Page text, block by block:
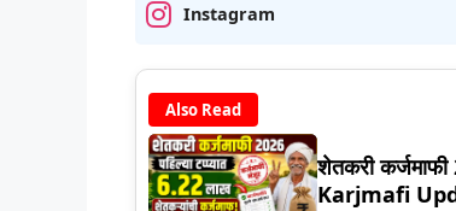
Instagram
Also Read
शेतकरी
Karjmafi